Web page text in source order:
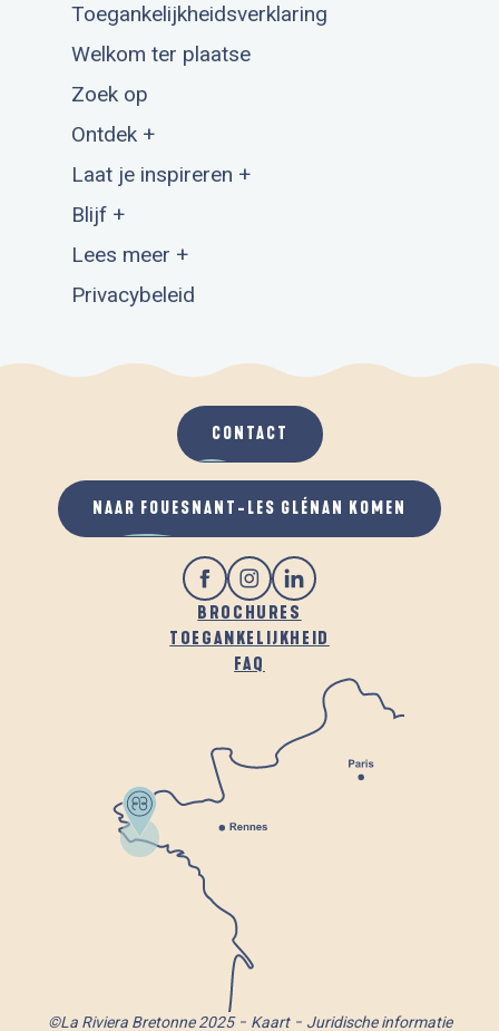
Toegankelijkheidsverklaring
Welkom ter plaatse
Zoek op
Ontdek +
Laat je inspireren +
Blijf +
Lees meer +
Privacybeleid
BROCHURES
TOEGANKELIJKHEID
FAQ
CONTACT
NAAR FOUESNANT-LES GLÉNAN KOMEN
©La Riviera Bretonne 2025 Kaart Juridische informatie